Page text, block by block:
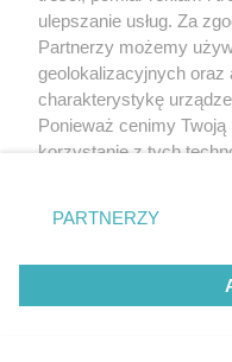
ulepszanie usług. Za
Partnerzy możemy
geolokalizacyjnych oraz
charakterystykę
Ponieważ cenimy
korzystanie z tych
zmienić/wycofać
znajdujący się w lewym
rodzaje przetwarzania
użytkownika, ale masz
przetwarzaniu.
PARTNERZY